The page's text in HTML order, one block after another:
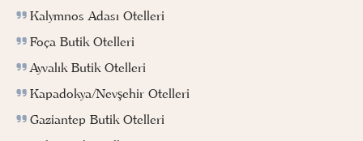
Kalymnos Adası Otelleri
Foça Butik Otelleri
Ayvalık Butik Otelleri
Kapadokya/Nevşehir Otelleri
Gaziantep Butik Otelleri